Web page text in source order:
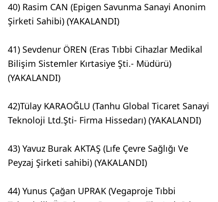
40) Rasim CAN (Epigen Savunma Sanayi Anonim
Şirketi Sahibi) (YAKALANDI)
41) Sevdenur ÖREN (Eras Tıbbi Cihazlar Medikal
Bilişim Sistemler Kırtasiye Şti.- Müdürü)
(YAKALANDI)
42)Tülay KARAOĞLU (Tanhu Global Ticaret Sanayi
Teknoloji Ltd.Şti- Firma Hissedarı) (YAKALANDI)
43) Yavuz Burak AKTAŞ (Lıfe Çevre Sağlığı Ve
Peyzaj Şirketi sahibi) (YAKALANDI)
44) Yunus Çağan UPRAK (Vegaproje Tıbbi